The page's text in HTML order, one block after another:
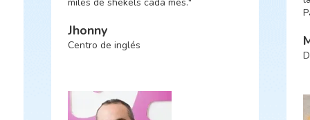
la declaración de salud, hasta el pago.
Para mí, eso es una genialidad."